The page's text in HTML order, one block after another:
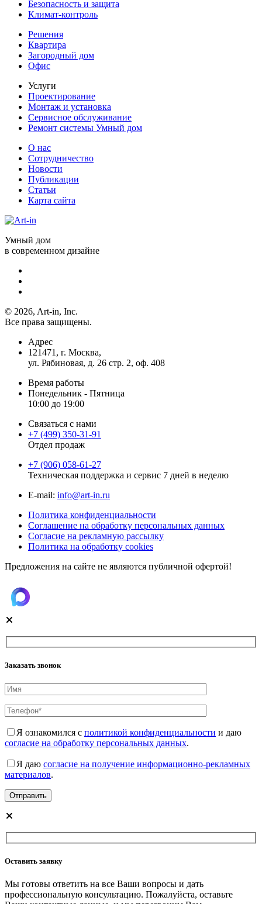
Безопасность и защита
Климат-контроль
Решения
Квартира
Загородный дом
Офис
Услуги
Проектирование
Монтаж и установка
Сервисное обслуживание
Ремонт системы Умный дом
О нас
Сотрудничество
Новости
Публикации
Статьи
Карта сайта
Умный дом
в современном дизайне
© 2026, Art-in, Inc.
Все права защищены.
Адрес
121471, г. Москва,
ул. Рябиновая, д. 26 стр. 2, оф. 408
Время работы
Понедельник - Пятница
10:00 до 19:00
Связаться с нами
+7 (499) 350-31-91
Отдел продаж
+7 (906) 058-61-27
Техническая поддержка и сервис 7 дней в неделю
Е-mail: info@art-in.ru
Политика конфиденциальности
Соглашение на обработку персональных данных
Согласие на рекламную рассылку
Политика на обработку cookies
Предложения на сайте не являются публичной офертой!
Заказать звонок
Я ознакомился с политикой конфиденциальности и даю
согласие на обработку персональных данных.
Я даю согласие на получение информационно-рекламных
материалов.
Оставить заявку
Мы готовы ответить на все Ваши вопросы и дать
профессиональную консультацию. Пожалуйста, оставьте